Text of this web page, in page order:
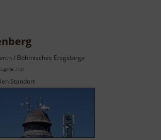
/ Böhmisches Erzgebirge
7721
Standort